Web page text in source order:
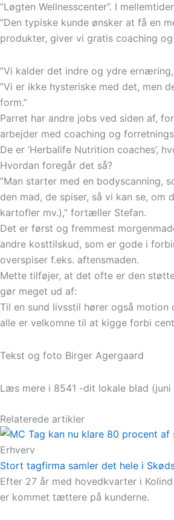
”Løgten Wellnesscenter”. I
”Den typiske kunde ønsker at få en
produkter, giver vi gratis coaching
”Vi kalder det indre og ydre
”Vi er ikke hysteriske med det, men
form.”
Parret har andre jobs ved siden af,
arbejder med coaching og
De er ’Herbalife Nutrition coaches’,
Hvordan foregår det så?
”Man starter med en bodyscanning,
den mad, de spiser, så vi kan se,
kartofler mv.),” fortæller Stefan.
Det er først og fremmest
andre kosttilskud, som er gode i
overspiser f.eks. aftensmaden.
Mette tilføjer, at det ofte er den
gør meget ud af:
Til en sund livsstil hører også
alle er velkomne til at kigge forbi
Tekst og foto Birger Agergaard
Læs mere i 8541 -dit lokale blad (juni
Relaterede artikler
Erhverv
Stort tagfirma samler det hele i
Efter 27 år med hovedkvarter i
er kommet tættere på kunderne.